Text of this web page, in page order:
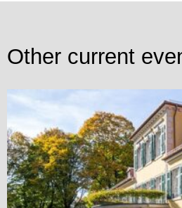
Other current